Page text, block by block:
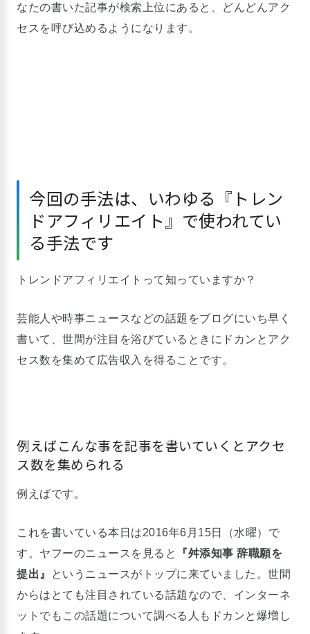
なたの書いた記事が検索上位にあると、どんどんアク
セスを呼び込めるようになります。
今回の手法は、いわゆる『トレン
ドアフィリエイト』で使われてい
る手法です
トレンドアフィリエイトって知っていますか？
芸能人や時事ニュースなどの話題をブログにいち早く
書いて、世間が注目を浴びているときにドカンとアク
セス数を集めて広告収入を得ることです。
例えばこんな事を記事を書いていくとアクセ
ス数を集められる
例えばです。
これを書いている本日は2016年6月15日（水曜）で
す。ヤフーのニュースを見ると
『舛添知事 辞職願を
提出』
というニュースがトップに来ていました。世間
からはとても注目されている話題なので、インターネ
ットでもこの話題について調べる人もドカンと爆増し